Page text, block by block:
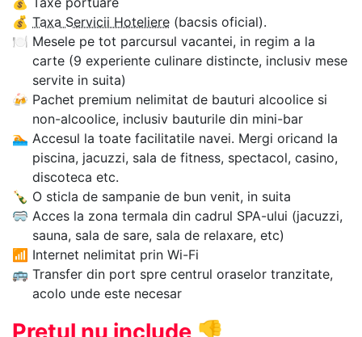
💰 Taxa Servicii Hoteliere (bacsis oficial).
🍽 Mesele pe tot parcursul vacantei, in regim a la
carte (9 experiente culinare distincte, inclusiv mese
servite in suita)
🍻 Pachet premium nelimitat de bauturi alcoolice si
non-alcoolice, inclusiv bauturile din mini-bar
🏊‍ Accesul la toate facilitatile navei. Mergi oricand la
piscina, jacuzzi, sala de fitness, spectacol, casino,
discoteca etc.
🍾 O sticla de sampanie de bun venit, in suita
🥽 Acces la zona termala din cadrul SPA-ului (jacuzzi,
sauna, sala de sare, sala de relaxare, etc)
📶 Internet nelimitat prin Wi-Fi
🚌 Transfer din port spre centrul oraselor tranzitate,
acolo unde este necesar
Pretul nu include 👎